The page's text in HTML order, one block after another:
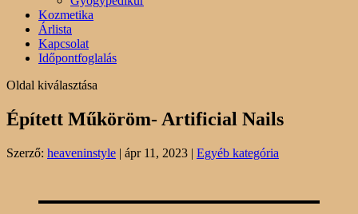
Kozmetika
Árlista
Kapcsolat
Időpontfoglalás
Oldal kiválasztása
Épített Műköröm- Artificial Nails
Szerző: heaveninstyle | ápr 11, 2023 | Egyéb kategória